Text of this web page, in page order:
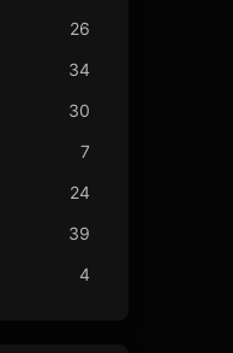
26
34
30
7
24
39
4